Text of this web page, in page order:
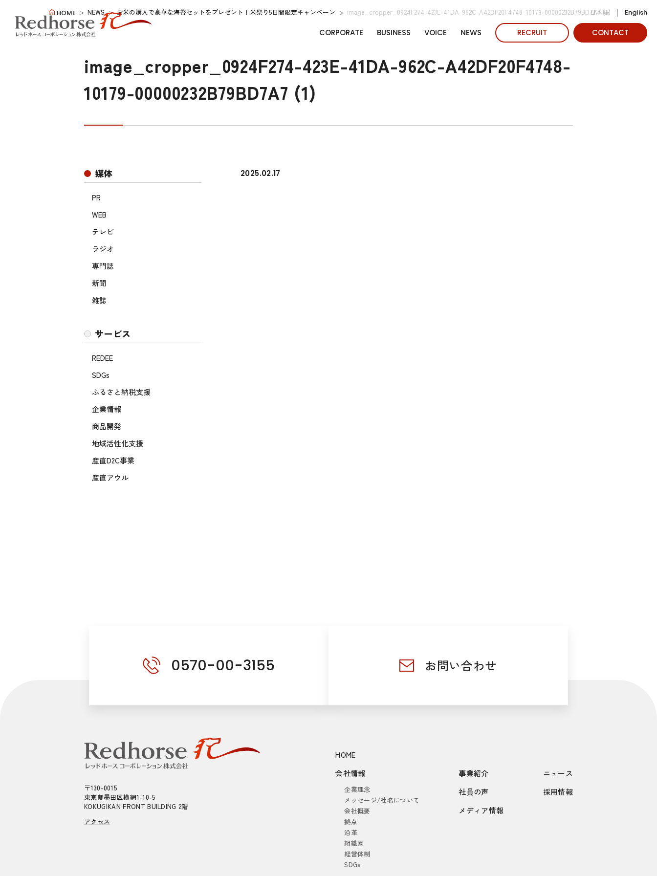
日本語 English
CORPORATE BUSINESS VOICE NEWS RECRUIT CONTACT
HOME NEWS お米の購入で豪華な海苔セットをプレゼント！米祭り5日間限定キャンペーン image_cropper_0924F274-423E-41DA-962C-A42DF20F4748-10179-00000232B79BD7A7 (1)
image_cropper_0924F274-423E-41DA-962C-A42DF20F4748-
10179-00000232B79BD7A7 (1)
媒体
PR
WEB
テレビ
ラジオ
専門誌
新聞
雑誌
サービス
REDEE
SDGs
ふるさと納税支援
企業情報
商品開発
地域活性化支援
産直D2C事業
産直アウル
2025.02.17
0570-00-3155 お問い合わせ
〒130-0015
東京都墨田区横網1-10-5
KOKUGIKAN FRONT BUILDING 2階
アクセス
HOME
会社情報
企業理念
メッセージ/社名について
会社概要
拠点
沿革
組織図
経営体制
SDGs
事業紹介
社員の声
メディア情報
ニュース
採用情報